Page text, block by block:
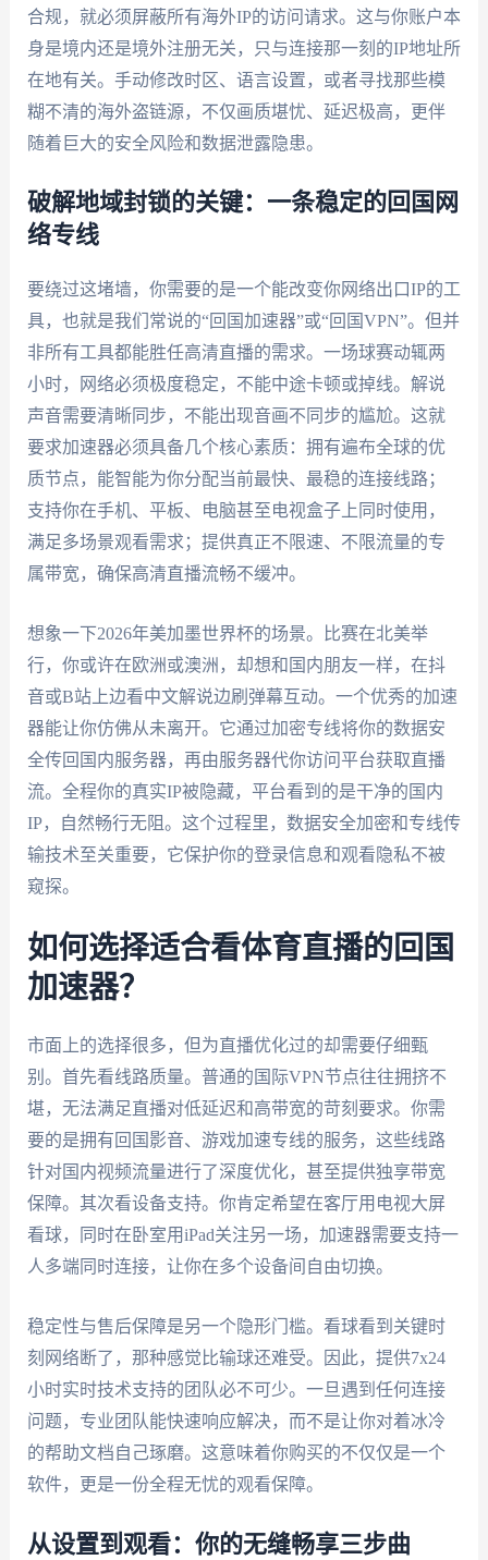
合规，就必须屏蔽所有海外IP的访问请求。这与你账户本
身是境内还是境外注册无关，只与连接那一刻的IP地址所
在地有关。手动修改时区、语言设置，或者寻找那些模
糊不清的海外盗链源，不仅画质堪忧、延迟极高，更伴
随着巨大的安全风险和数据泄露隐患。
破解地域封锁的关键：一条稳定的回国网
络专线
要绕过这堵墙，你需要的是一个能改变你网络出口IP的工
具，也就是我们常说的“回国加速器”或“回国VPN”。但并
非所有工具都能胜任高清直播的需求。一场球赛动辄两
小时，网络必须极度稳定，不能中途卡顿或掉线。解说
声音需要清晰同步，不能出现音画不同步的尴尬。这就
要求加速器必须具备几个核心素质：拥有遍布全球的优
质节点，能智能为你分配当前最快、最稳的连接线路；
支持你在手机、平板、电脑甚至电视盒子上同时使用，
满足多场景观看需求；提供真正不限速、不限流量的专
属带宽，确保高清直播流畅不缓冲。
想象一下2026年美加墨世界杯的场景。比赛在北美举
行，你或许在欧洲或澳洲，却想和国内朋友一样，在抖
音或B站上边看中文解说边刷弹幕互动。一个优秀的加速
器能让你仿佛从未离开。它通过加密专线将你的数据安
全传回国内服务器，再由服务器代你访问平台获取直播
流。全程你的真实IP被隐藏，平台看到的是干净的国内
IP，自然畅行无阻。这个过程里，数据安全加密和专线传
输技术至关重要，它保护你的登录信息和观看隐私不被
窥探。
如何选择适合看体育直播的回国
加速器？
市面上的选择很多，但为直播优化过的却需要仔细甄
别。首先看线路质量。普通的国际VPN节点往往拥挤不
堪，无法满足直播对低延迟和高带宽的苛刻要求。你需
要的是拥有回国影音、游戏加速专线的服务，这些线路
针对国内视频流量进行了深度优化，甚至提供独享带宽
保障。其次看设备支持。你肯定希望在客厅用电视大屏
看球，同时在卧室用iPad关注另一场，加速器需要支持一
人多端同时连接，让你在多个设备间自由切换。
稳定性与售后保障是另一个隐形门槛。看球看到关键时
刻网络断了，那种感觉比输球还难受。因此，提供7x24
小时实时技术支持的团队必不可少。一旦遇到任何连接
问题，专业团队能快速响应解决，而不是让你对着冰冷
的帮助文档自己琢磨。这意味着你购买的不仅仅是一个
软件，更是一份全程无忧的观看保障。
从设置到观看：你的无缝畅享三步曲